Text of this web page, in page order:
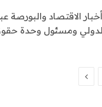
الاقتصاد والبورصة
ومسئول وحدة
التالي